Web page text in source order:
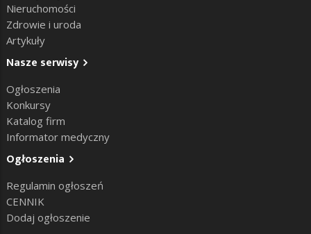
Nieruchomości
Zdrowie i uroda
Artykuły
Nasze serwisy
Ogłoszenia
Konkursy
Katalog firm
Informator medyczny
Ogłoszenia
Regulamin ogłoszeń
CENNIK
Dodaj ogłoszenie